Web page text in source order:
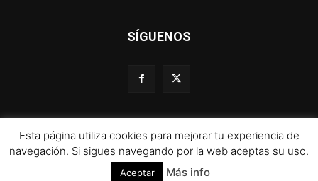
SÍGUENOS
© 1995-2024 Color Vivo Internet. Otros contenidos se cita fuente.
Política de privacidad y cookies
Esta página utiliza cookies para mejorar tu experiencia de
navegación. Si sigues navegando por la web aceptas su uso.
Aceptar Más info